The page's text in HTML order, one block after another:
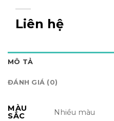
Liên hệ
MÔ TẢ
ĐÁNH GIÁ (0)
MÀU
SẮC
Nhiều màu